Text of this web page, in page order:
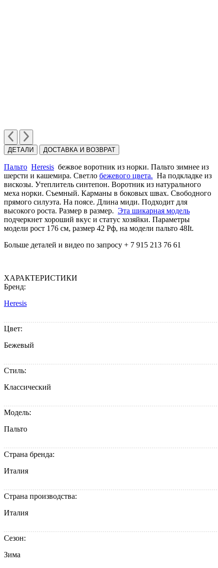
ДЕТАЛИ ДОСТАВКА И ВОЗВРАТ
Пальто Heresis бежвое воротник из норки. Пальто зимнее из
шерсти и кашемира. Cветло бежевого цвета. На подкладке из
вискозы. Утеплитель синтепон. Воротник из натурального
меха норки. Cъемный. Карманы в боковых швах. Cвободного
прямого силуэта. На поясе. Длина миди. Подходит для
высокого роста. Размер в размер. Эта шикарная модель
подчеркнет хороший вкус и статус хозяйки. Параметры
модели рост 176 см, размер 42 Рф, на модели пальто 48It.
Больше деталей и видео по запросу + 7 915 213 76 61
ХАРАКТЕРИСТИКИ
Бренд:
Heresis
Цвет:
Бежевый
Стиль:
Классический
Модель:
Пальто
Страна бренда:
Италия
Страна производства:
Италия
Сезон:
Зима